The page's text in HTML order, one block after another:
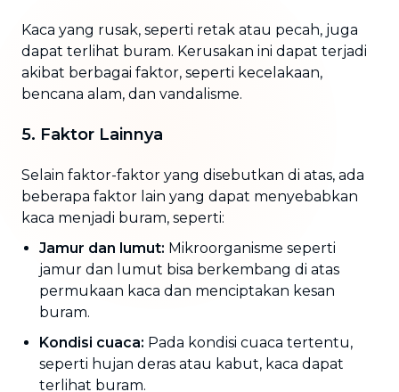
Kaca yang rusak, seperti retak atau pecah, juga
dapat terlihat buram. Kerusakan ini dapat terjadi
akibat berbagai faktor, seperti kecelakaan,
bencana alam, dan vandalisme.
5. Faktor Lainnya
Selain faktor-faktor yang disebutkan di atas, ada
beberapa faktor lain yang dapat menyebabkan
kaca menjadi buram, seperti:
Jamur dan lumut: Mikroorganisme seperti
jamur dan lumut bisa berkembang di atas
permukaan kaca dan menciptakan kesan
buram.
Kondisi cuaca: Pada kondisi cuaca tertentu,
seperti hujan deras atau kabut, kaca dapat
terlihat buram.